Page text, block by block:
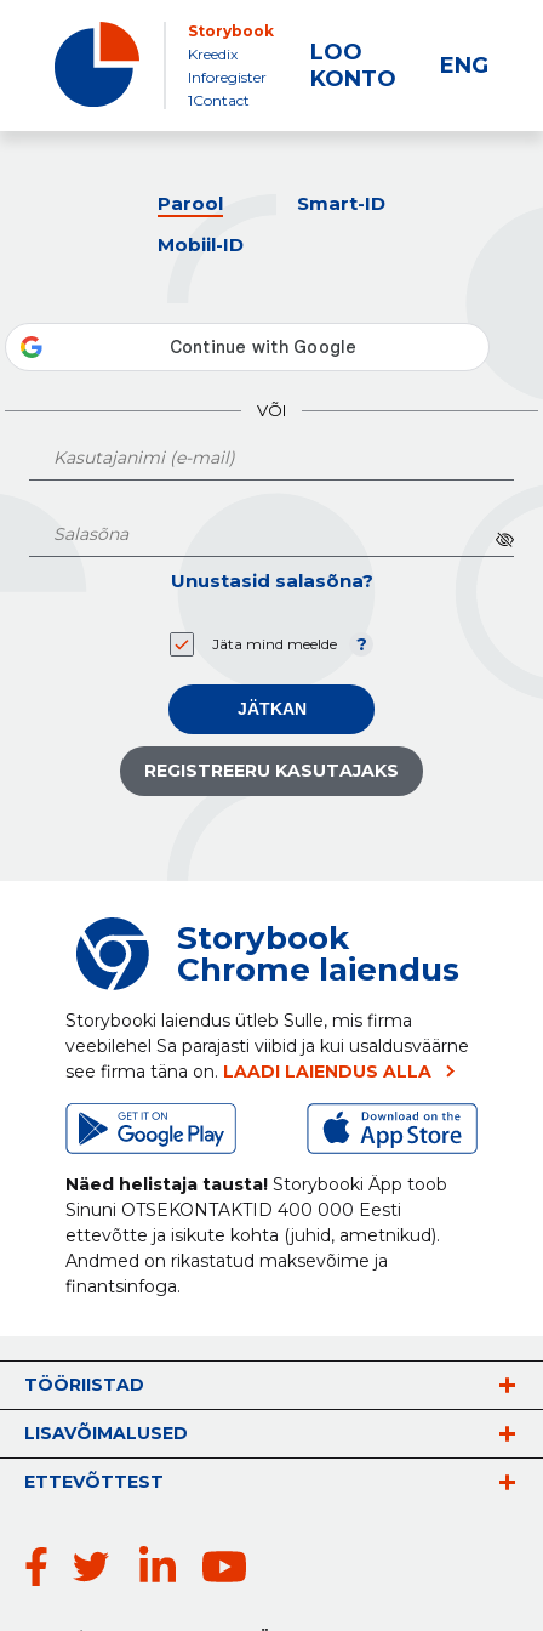
Storybook
Kreedix
Inforegister
1Contact
LOO
KONTO
ENG
Parool
Smart-ID
Mobiil-ID
VÕI
Unustasid salasõna?
Jäta mind meelde
JÄTKAN
REGISTREERU KASUTAJAKS
Storybook
Chrome laiendus
Storybooki laiendus ütleb Sulle, mis firma
veebilehel Sa parajasti viibid ja kui usaldusväärne
see firma täna on. LAADI LAIENDUS ALLA
Näed helistaja tausta! Storybooki Äpp toob
Sinuni OTSEKONTAKTID 400 000 Eesti
ettevõtte ja isikute kohta (juhid, ametnikud).
Andmed on rikastatud maksevõime ja
finantsinfoga.
TÖÖRIISTAD
LISAVÕIMALUSED
ETTEVÕTTEST